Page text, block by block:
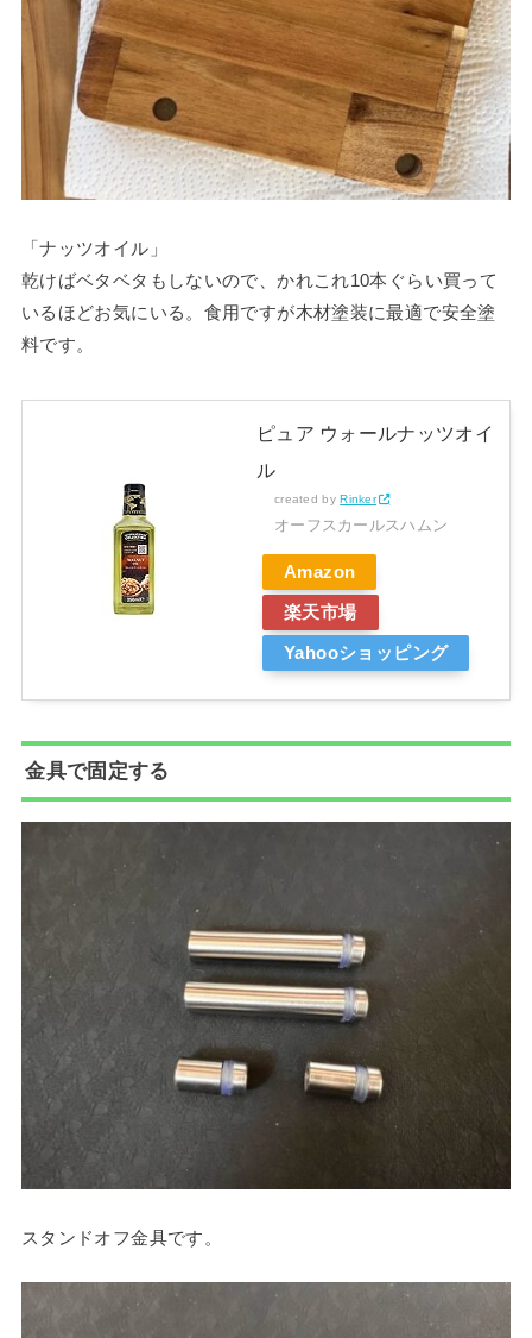
「ナッツオイル」
乾けばベタベタもしないので、かれこれ10本ぐらい買って
いるほどお気にいる。食用ですが木材塗装に最適で安全塗
料です。
ピュア ウォールナッツオイ
ル
created byRinker
オーフスカールスハムン
Amazon
楽天市場
Yahooショッピング
金具で固定する
スタンドオフ金具です。